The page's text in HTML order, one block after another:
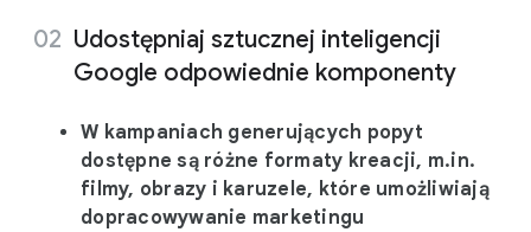
Udostępniaj sztucznej inteligencji
Google odpowiednie komponenty
W kampaniach generujących popyt
dostępne są różne formaty kreacji, m.in.
filmy, obrazy i karuzele, które umożliwiają
dopracowywanie marketingu